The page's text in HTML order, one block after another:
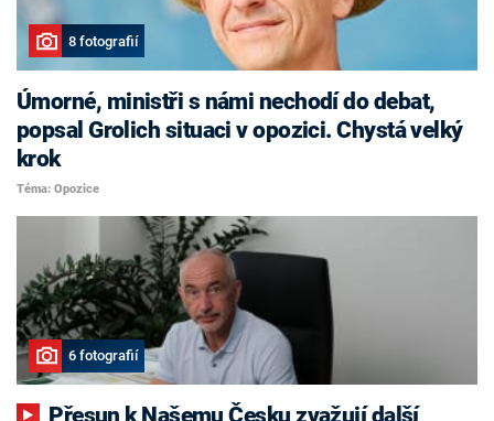
8 fotografií
Úmorné, ministři s námi nechodí do debat,
popsal Grolich situaci v opozici. Chystá velký
krok
Téma: Opozice
6 fotografií